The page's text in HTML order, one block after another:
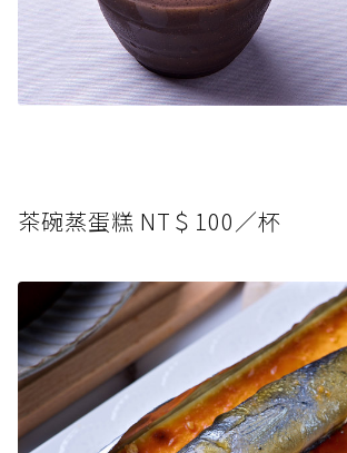
茶碗蒸蛋糕 NT＄100／杯